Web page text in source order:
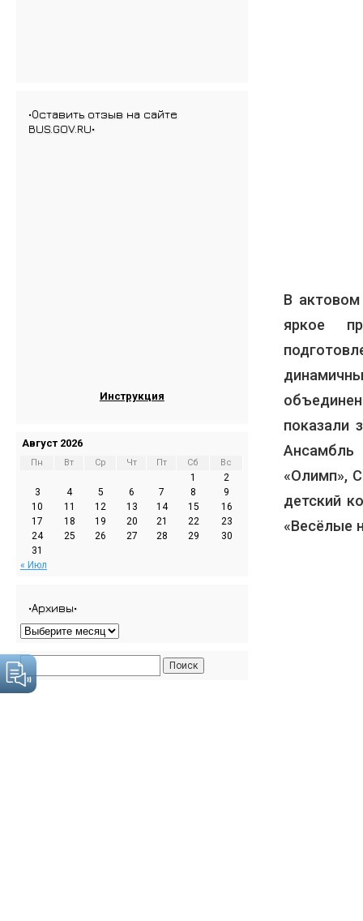
В
яркое
показали
Ансамбль
«Олимп»,
детский
«Весёлые
•Оставить отзыв на сайте
BUS.GOV.RU•
Инструкция
Август 2026
Пн Вт Ср Чт Пт Сб Вс
1
2
3
4 5 6 7 8
9
10
11 12 13 14 15
16
17
18 19 20 21 22
23
24
25 26 27 28 29
30
31
« Июл
•Архивы•